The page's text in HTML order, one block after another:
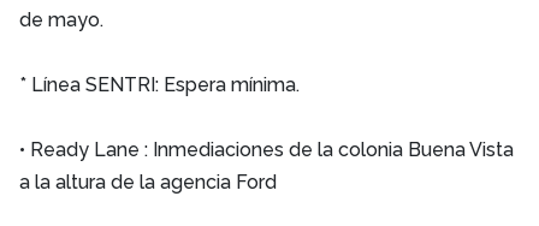
de mayo.
* Línea SENTRI: Espera mínima.
• Ready Lane : Inmediaciones de la colonia Buena Vista
a la altura de la agencia Ford